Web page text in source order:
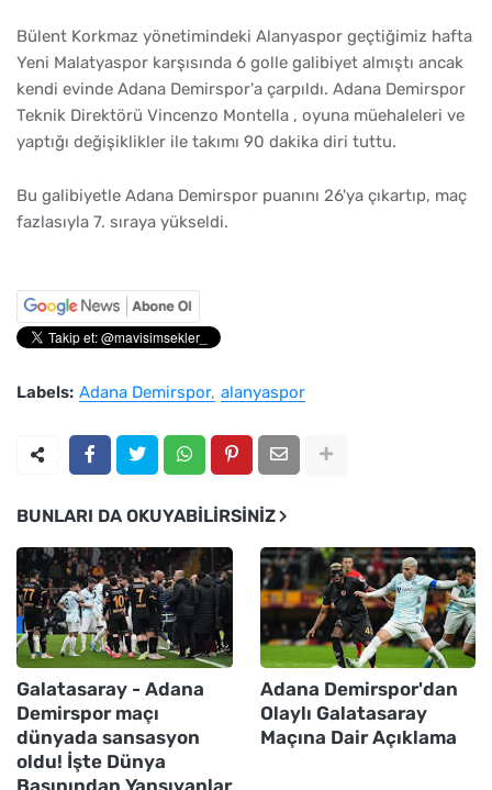
Bülent Korkmaz yönetimindeki Alanyaspor geçtiğimiz hafta
Yeni Malatyaspor karşısında 6 golle galibiyet almıştı ancak
kendi evinde Adana Demirspor'a çarpıldı. Adana Demirspor
Teknik Direktörü Vincenzo Montella , oyuna müehaleleri ve
yaptığı değişiklikler ile takımı 90 dakika diri tuttu.
Bu galibiyetle Adana Demirspor puanını 26'ya çıkartıp, maç
fazlasıyla 7. sıraya yükseldi.
Labels: Adana Demirspor alanyaspor
BUNLARI DA OKUYABILIRSINIZ
Galatasaray - Adana
Demirspor maçı
dünyada sansasyon
oldu! İşte Dünya
Basınından Yansıyanlar
Adana Demirspor'dan
Olaylı Galatasaray
Maçına Dair Açıklama